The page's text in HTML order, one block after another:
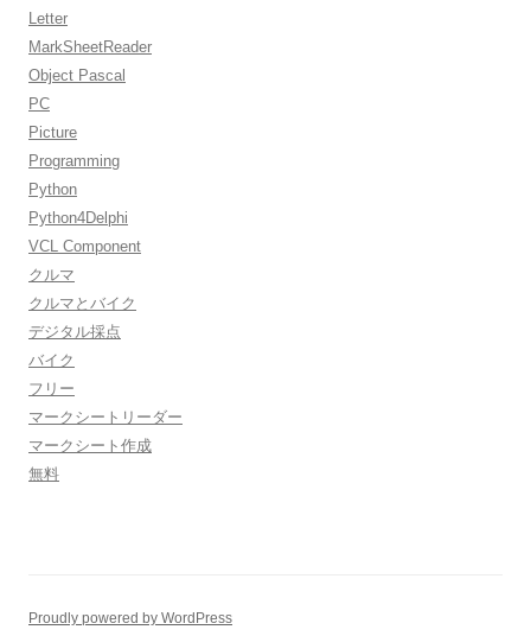
Letter
MarkSheetReader
Object Pascal
PC
Picture
Programming
Python
Python4Delphi
VCL Component
クルマ
クルマとバイク
デジタル採点
バイク
フリー
マークシートリーダー
マークシート作成
無料
Proudly powered by WordPress